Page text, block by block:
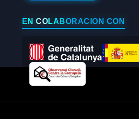
EN COLABORACIÓN CON